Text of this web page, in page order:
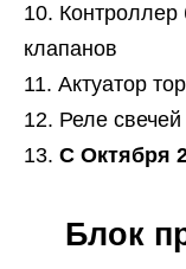
Контроллер
клапанов
Актуатор
Реле
С Октября
Блок